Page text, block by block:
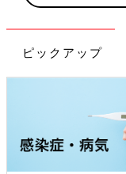
ています。
――明治では粉ミル
いるそうですが、ど
江原 明治では、粉
乳で育つ赤ちゃんの
続けています。これ
る「母乳調査」を実
けを飲んで育った赤
ピックアップ